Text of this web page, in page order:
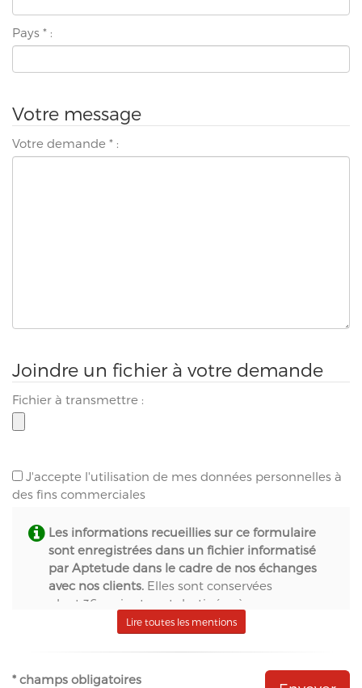
Pays * :
Votre message
Votre demande * :
Joindre un fichier à votre demande
Fichier à transmettre :
J'accepte l'utilisation de mes données personnelles à
des fins commerciales
Les informations recueillies sur ce formulaire
sont enregistrées dans un fichier informatisé
par Aptetude dans le cadre de nos échanges
avec nos clients. Elles sont conservées
pendant 36 mois et sont destinées à :
- S.A.S. Aptetude (www.france-signaletique.com)
en qualité de propriétaire du site web et
récipiendaire des formulaires,
- Natural-net (www.natural-net.fr) en qualité
Lire toutes les mentions
* champs obligatoires